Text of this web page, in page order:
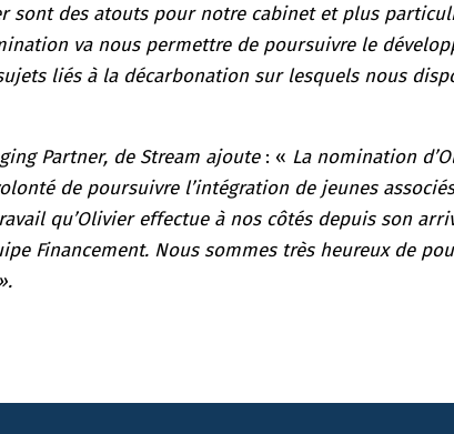
sont des atouts pour notre cabinet et plus
va nous permettre de poursuivre le
liés à la décarbonation sur lesquels nous
Partner, de Stream ajoute: « La nomination
de poursuivre l’intégration de jeunes
qu’Olivier effectue à nos côtés depuis son
Financement. Nous sommes très heureux de